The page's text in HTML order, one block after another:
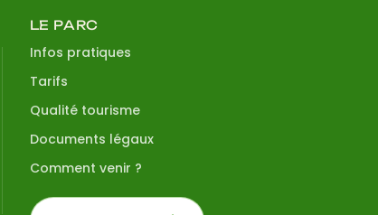
LE PARC
Infos pratiques
Tarifs
Qualité tourisme
Documents légaux
Comment venir ?